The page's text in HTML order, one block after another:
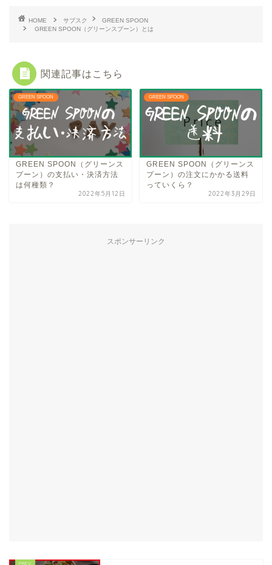
HOME サブスク
GREEN SPOON
GREEN SPOON（グリーンスプーン）とは
関連記事はこちら
GREEN SPOON
GREEN SPOON（グリーンス
プーン）の支払い・決済方法
は何種類？
2022年5月12日
GREEN SPOON
GREEN SPOON（グリーンス
プーン）の注文にかかる送料
っていくら？
2022年3月29日
スポンサーリンク